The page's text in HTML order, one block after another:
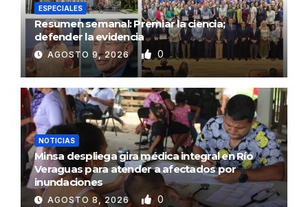
ESPECIALES
Resumen semanal: Premiar la ciencia;
defender la evidencia
AGOSTO 9, 2026 0
NOTICIAS
Minsa despliega gira médica integral en Río
Veraguas para atender a afectados por
inundaciones
AGOSTO 8, 2026 0